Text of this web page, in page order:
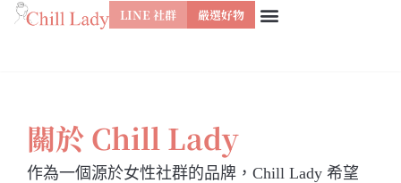
跳
內
容
LINE 社群 嚴選好物
關於 Chill Lady
作為一個源於女性社群的品牌，Chill Lady 希望